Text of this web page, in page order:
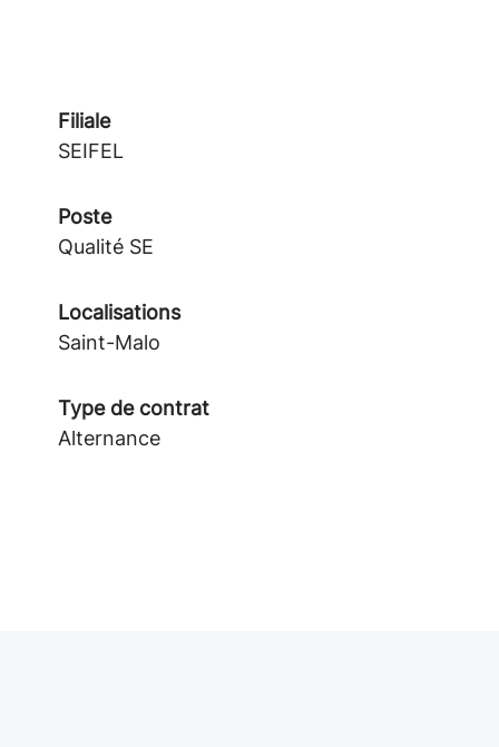
Filiale
SEIFEL
Poste
Qualité SE
Localisations
Saint-Malo
Type de contrat
Alternance